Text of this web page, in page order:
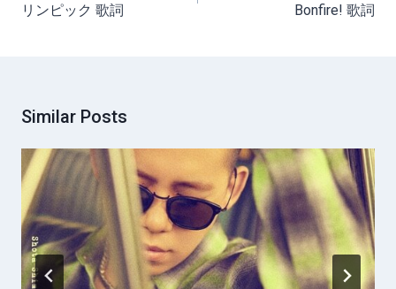
リンピック 歌詞
Bonfire! 歌詞
Similar Posts